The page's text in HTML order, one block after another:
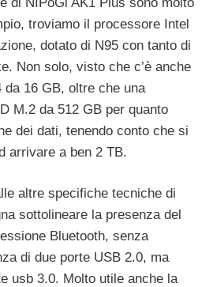
troviamo il processore Intel
dotato di N95 con tanto di
Non solo, visto che c’è anche
da 16 GB, oltre che una
M.2 da 512 GB per quanto
dei dati, tenendo conto che si
arrivare a ben 2 TB.
altre specifiche tecniche di
sottolineare la presenza del
Bluetooth, senza
di due porte USB 2.0, ma
usb 3.0. Molto utile anche la